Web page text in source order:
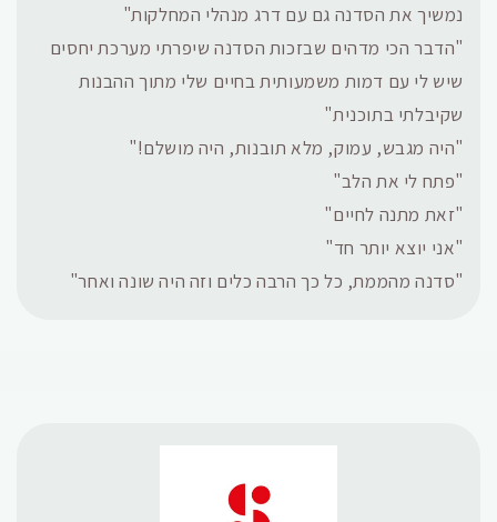
נמשיך את הסדנה גם עם דרג מנהלי המחלקות"
"הדבר הכי מדהים שבזכות הסדנה שיפרתי מערכת יחסים
שיש לי עם דמות משמעותית בחיים שלי מתוך ההבנות
שקיבלתי בתוכנית"
"היה מגבש, עמוק, מלא תובנות, היה מושלם!"
"פתח לי את הלב"
"זאת מתנה לחיים"
"אני יוצא יותר חד"
"סדנה מהממת, כל כך הרבה כלים וזה היה שונה ואחר"